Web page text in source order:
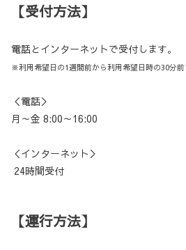
【受付方法】
電話とインターネットで受付します。
※利用希望日の1週間前から利用希望日時の30分前
＜電話＞
月～金 8:00～16:00
＜インターネット＞
24時間受付
【運行方法】